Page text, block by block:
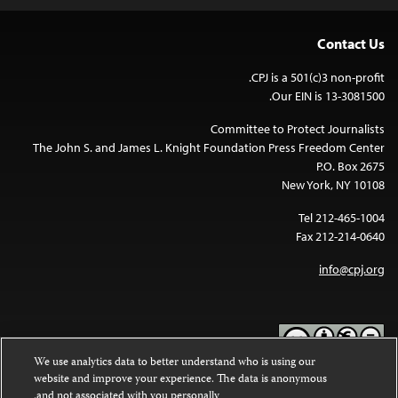
Contact Us
CPJ is a 501(c)3 non-profit.
Our EIN is 13-3081500.
Committee to Protect Journalists
The John S. and James L. Knight Foundation Press Freedom Center
P.O. Box 2675
New York, NY 10108
Tel 212-465-1004
Fax 212-214-0640
info@cpj.org
Except where noted, text on this website is licensed under a
We use analytics data to better understand who is using our
website and improve your experience. The data is anonymous